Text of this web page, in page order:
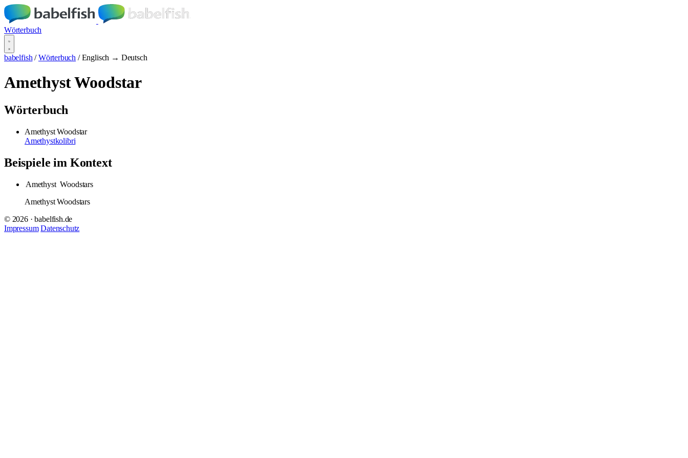
Wörterbuch
babelfish / Wörterbuch / Englisch → Deutsch
Amethyst Woodstar
Wörterbuch
Amethyst Woodstar
Amethystkolibri
Beispiele im Kontext
Amethyst Woodstars
Amethyst Woodstars
© 2026 · babelfish.de
Impressum Datenschutz